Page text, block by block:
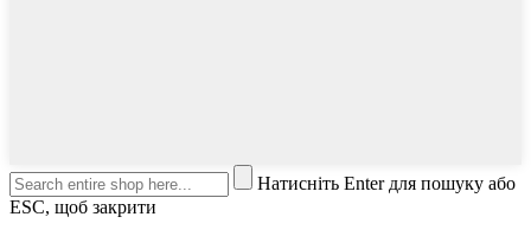
Натисніть Enter для пошуку або
ESC, щоб закрити